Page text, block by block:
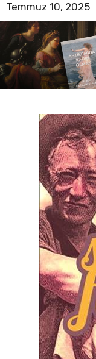
Temmuz 10, 2025